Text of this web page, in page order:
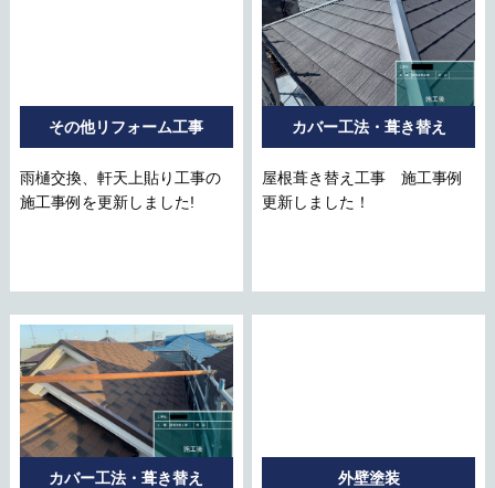
その他リフォーム工事
雨樋交換、軒天上貼り工事の
施工事例を更新しました!
カバー工法・葺き替え
屋根葺き替え工事 施工事例
更新しました！
カバー工法・葺き替え 外壁塗装